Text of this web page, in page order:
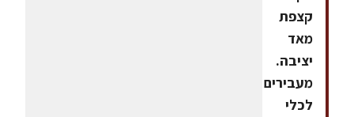
קצפת
מאד
יציבה.
מעבירים
לכלי